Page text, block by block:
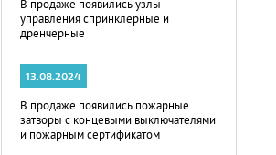
В продаже появились узлы
управления спринклерные и
дренчерные
13.08.2024
В продаже появились пожарные
затворы с концевыми выключателями
и пожарным сертификатом